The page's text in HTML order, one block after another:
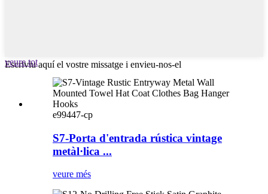
Escriviu aquí el vostre missatge i envieu-nos-el
veure tot
e99447-cp
S7-Porta d'entrada rústica vintage
metàl·lica ...
veure més